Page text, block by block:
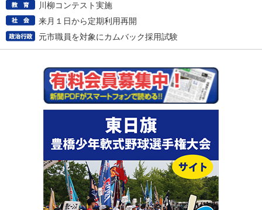
川柳コンテスト実施
来月１日から定期利用再開
元市職員を対象にカムバック採用試験